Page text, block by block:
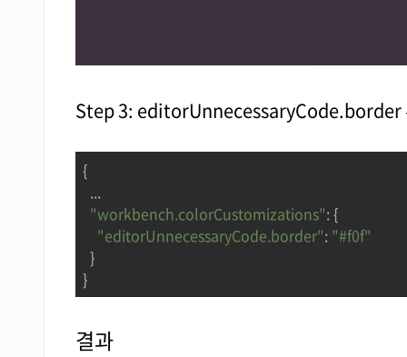
Step 3: editorUnnecessaryCode.border
{
  ...
"workbench.colorCustomizations": {
"editorUnnecessaryCode.border": "#f0f"
  }
}
결과